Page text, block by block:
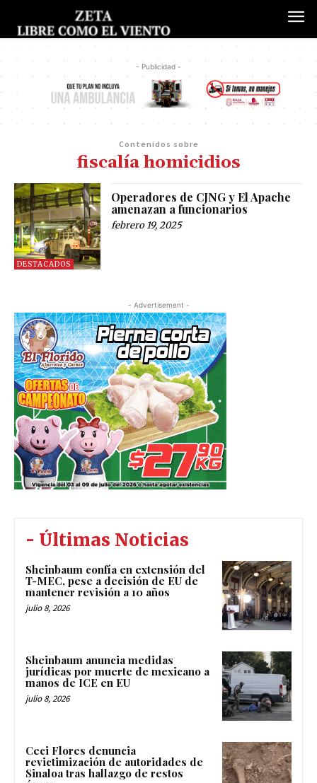
- Publicidad -
Contenidos sobre
fiscalía homicidios
DESTACADOS
Operadores de CJNG y El Apache
amenazan a funcionarios
febrero 19, 2025
- Advertisement -
- Últimas Noticias
Sheinbaum confía en extensión del
T-MEC, pese a decisión de EU de
mantener revisión a 10 años
julio 8, 2026
Sheinbaum anuncia medidas
jurídicas por muerte de mexicano a
manos de ICE en EU
julio 8, 2026
Ceci Flores denuncia
revictimización de autoridades de
Sinaloa tras hallazgo de restos